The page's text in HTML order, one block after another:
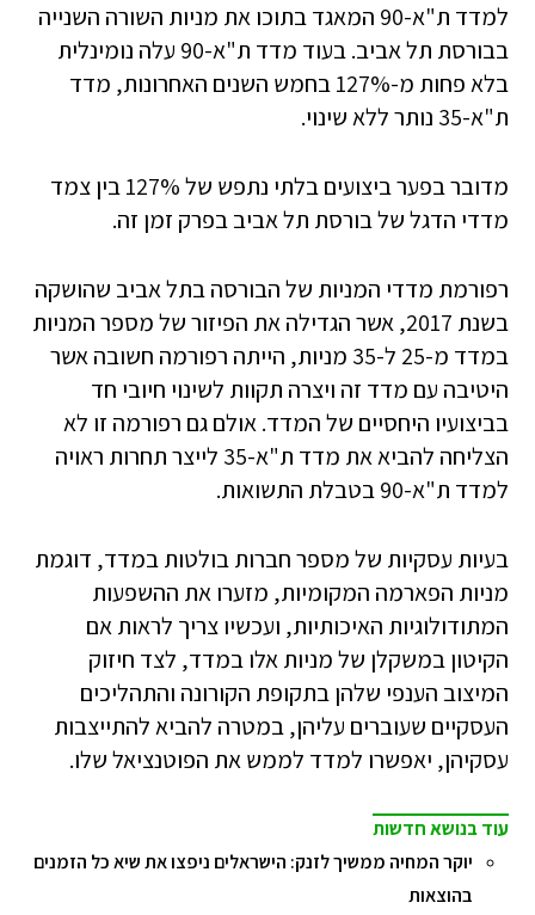
למדד ת"א-90 המאגד בתוכו את מניות השורה השנייה
בבורסת תל אביב. בעוד מדד ת"א-90 עלה נומינלית
בלא פחות מ-127% בחמש השנים האחרונות, מדד
ת"א-35 נותר ללא שינוי.
מדובר בפער ביצועים בלתי נתפש של 127% בין צמד
מדדי הדגל של בורסת תל אביב בפרק זמן זה.
רפורמת מדדי המניות של הבורסה בתל אביב שהושקה
בשנת 2017, אשר הגדילה את הפיזור של מספר המניות
במדד מ-25 ל-35 מניות, הייתה רפורמה חשובה אשר
היטיבה עם מדד זה ויצרה תקוות לשינוי חיובי חד
בביצועיו היחסיים של המדד. אולם גם רפורמה זו לא
הצליחה להביא את מדד ת"א-35 לייצר תחרות ראויה
למדד ת"א-90 בטבלת התשואות.
בעיות עסקיות של מספר חברות בולטות במדד, דוגמת
מניות הפארמה המקומיות, מזערו את ההשפעות
המתודולוגיות האיכותיות, ועכשיו צריך לראות אם
הקיטון במשקלן של מניות אלו במדד, לצד חיזוק
המיצוב הענפי שלהן בתקופת הקורונה והתהליכים
העסקיים שעוברים עליהן, במטרה להביא להתייצבות
עסקיהן, יאפשרו למדד לממש את הפוטנציאל שלו.
עוד בנושא חדשות
יוקר המחיה ממשיך לזנק: הישראלים ניפצו את שיא כל הזמנים
בהוצאות